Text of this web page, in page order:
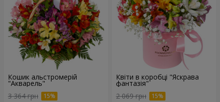
Кошик альстромерій
"Акварель"
3 364 грн
Квіти в коробці "Яскрава
фантазія"
2 069 грн